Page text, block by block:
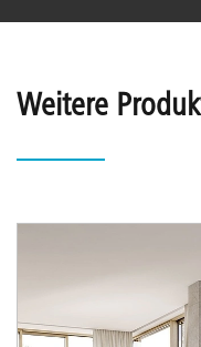
Weitere